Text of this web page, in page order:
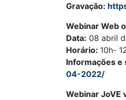
Gravação:
Webinar Web
Data: 08 abril
Horário: 10h-
Informações e
04-2022/
Webinar JoVE